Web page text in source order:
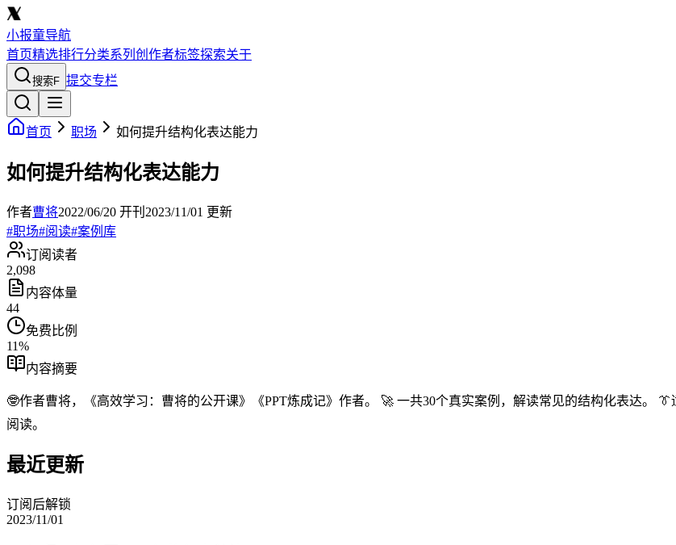
小报童导航
首页精选排行分类系列 创作者标签探索关于
搜索F 提交专栏
首页 职场 如何提升结构化表达能力
如何提升结构化表达能力
作者曹将2022/06/20 开刊 2023/11/01 更新
#职场#阅读#案例库
订阅读者
2,098
内容体量
44
免费比例
11%
内容摘要
🤓作者曹将，《高效学习：曹将的公开课》《PPT炼成记》作者。 🚀 一共30个真实案例，解读常见的结构化表达。
阅读。
最近更新
订阅后解锁
2023/11/01